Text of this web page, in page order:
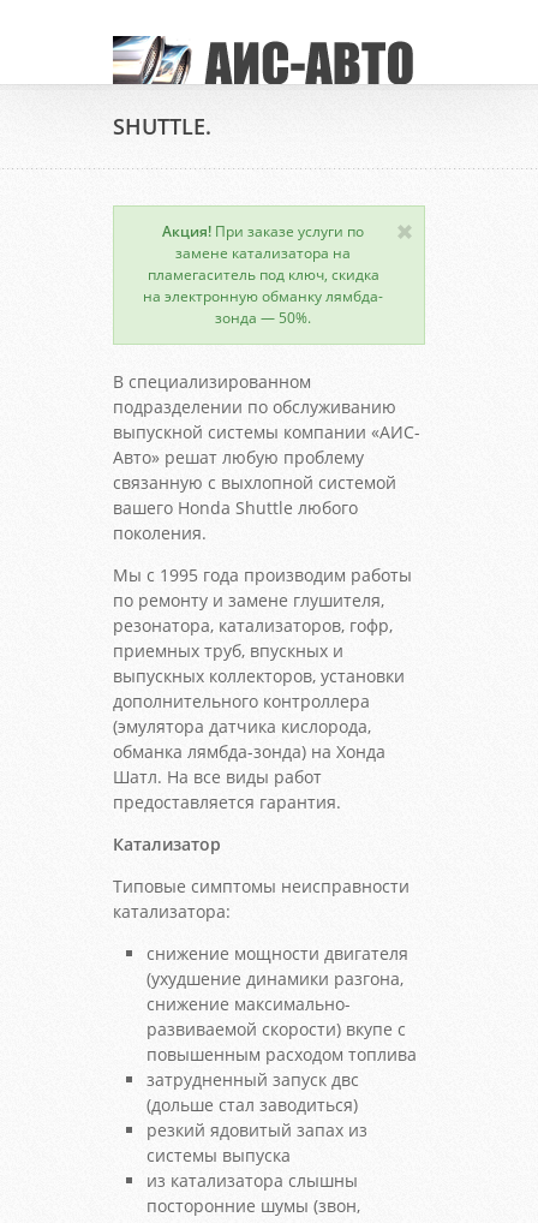
SHUTTLE.
Акция! При заказе услуги по
замене катализатора на
пламегаситель под ключ, скидка
на электронную обманку лямбда-
зонда — 50%.
В специализированном
подразделении по обслуживанию
выпускной системы компании «АИС-
Авто» решат любую проблему
связанную с выхлопной системой
вашего Honda Shuttle любого
поколения.
Мы с 1995 года производим работы
по ремонту и замене глушителя,
резонатора, катализаторов, гофр,
приемных труб, впускных и
выпускных коллекторов, установки
дополнительного контроллера
(эмулятора датчика кислорода,
обманка лямбда-зонда) на Хонда
Шатл. На все виды работ
предоставляется гарантия.
Катализатор
Типовые симптомы неисправности
катализатора:
снижение мощности двигателя
(ухудшение динамики разгона,
снижение максимально-
развиваемой скорости) вкупе с
повышенным расходом топлива
затрудненный запуск двс
(дольше стал заводиться)
резкий ядовитый запах из
системы выпуска
из катализатора слышны
посторонние шумы (звон,